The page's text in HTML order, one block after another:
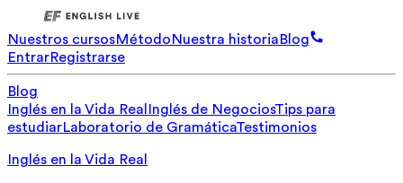
Nuestros cursosMétodoNuestra historiaBlog
EntrarRegistrarse
Blog
Inglés en la Vida Real Inglés de NegociosTips para
estudiarLaboratorio de GramáticaTestimonios
Inglés en la Vida Real